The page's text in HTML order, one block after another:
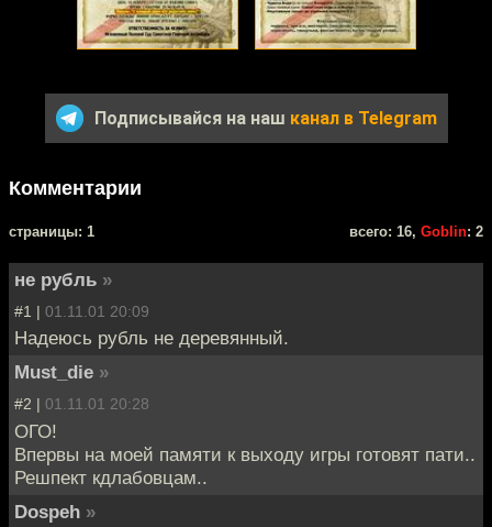
Подписывайся на наш канал в Telegram
Комментарии
cтраницы: 1 всего: 16, Goblin: 2
не рубль »
#1 | 01.11.01 20:09
Надеюсь рубль не деревянный.
Must_die »
#2 | 01.11.01 20:28
ОГО!
Впервы на моей памяти к выходу игры готовят пати..
Решпект кдлабовцам..
Dospeh »